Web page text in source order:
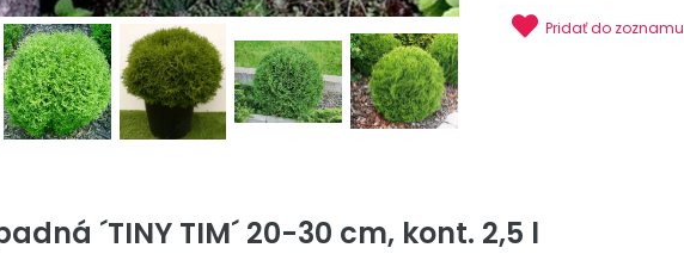
Pridať do zoznamu
´TINY TIM´ 20-30 cm, kont. 2,5 l